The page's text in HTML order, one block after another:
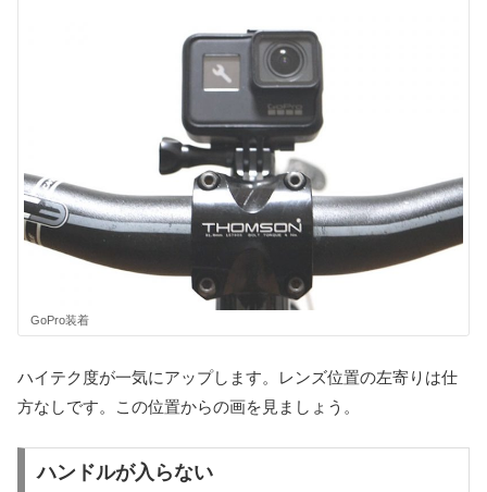
GoPro装着
ハイテク度が一気にアップします。レンズ位置の左寄りは仕
方なしです。この位置からの画を見ましょう。
ハンドルが入らない